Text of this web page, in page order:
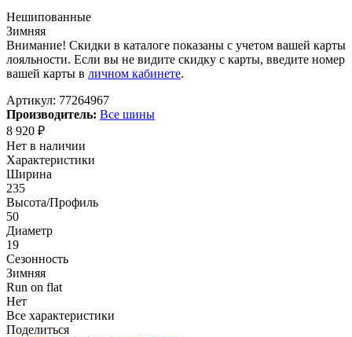
Нешипованные
Зимняя
Внимание! Скидки в каталоге показаны с учетом вашей карты
лояльности. Если вы не видите скидку с карты, введите номер
вашей карты в личном кабинете.
Артикул: 77264967
Производитель: Все шины
8 920 ₽
Нет в наличии
Характеристики
Ширина
235
Высота/Профиль
50
Диаметр
19
Сезонность
Зимняя
Run on flat
Нет
Все характеристики
Поделиться